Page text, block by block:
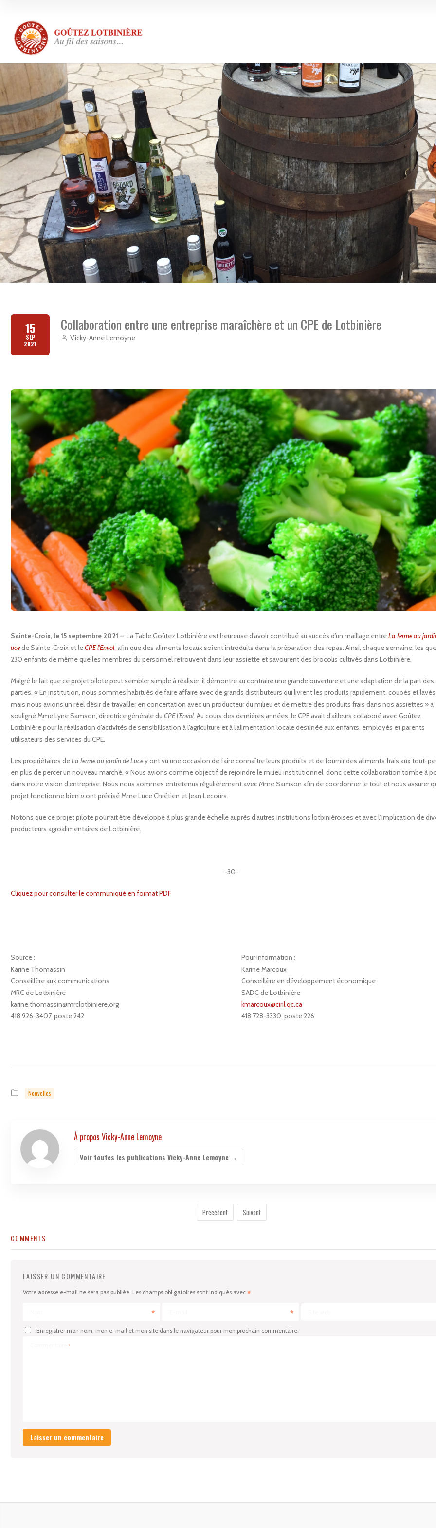
15
SEP
2021
Collaboration entre une entreprise maraîchère et un CPE de Lotbinière
Vicky-Anne Lemoyne
Sainte-Croix, le 15 septembre 2021 – La Table Goûtez Lotbinière est heureuse d’avoir contribué au succès d’un maillage entreLa ferme au
ucede Sainte-Croix et leCPE l’Envol, afin que des aliments locaux soient introduits dans la préparation des repas. Ainsi, chaque semaine, les
230 enfants de même que les membres du personnel retrouvent dans leur assiette et savourent des brocolis cultivés dans Lotbinière.
Malgré le fait que ce projet pilote peut sembler simple à réaliser, il démontre au contraire une grande ouverture et une adaptation de la part des
parties. « En institution, nous sommes habitués de faire affaire avec de grands distributeurs qui livrent les produits rapidement, coupés et
mais nous avions un réel désir de travailler en concertation avec un producteur du milieu et de mettre des produits frais dans nos assiettes » a
souligné Mme Lyne Samson, directrice générale du CPE l’Envol. Au cours des dernières années, le CPE avait d’ailleurs collaboré avec Goûtez
Lotbinière pour la réalisation d’activités de sensibilisation à l’agriculture et à l’alimentation locale destinée aux enfants, employés et parents
utilisateurs des services du CPE.
Les propriétaires deLa ferme au jardin de Lucey ont vu une occasion de faire connaître leurs produits et de fournir des aliments frais aux tout-
en plus de percer un nouveau marché. « Nous avions comme objectif de rejoindre le milieu institutionnel, donc cette collaboration tombe à
dans notre vision d’entreprise. Nous nous sommes entretenus régulièrement avec Mme Samson afin de coordonner le tout et nous assurer
projet fonctionne bien » ont précisé Mme Luce Chrétien et Jean Lecours.
Notons que ce projet pilote pourrait être développé à plus grande échelle auprès d’autres institutions lotbiniéroises et avec l’implication de
producteurs agroalimentaires de Lotbinière.
-30-
Cliquez pour consulter le communiqué en format PDF
Source :
Karine Thomassin
Conseillère aux communications
MRC de Lotbinière
karine.thomassin@mrclotbiniere.org
418 926-3407, poste 242
Pour information :
Karine Marcoux
Conseillère en développement économique
SADC de Lotbinière
kmarcoux@ciril.qc.ca
418 728-3330, poste 226
Nouvelles
À propos Vicky-Anne Lemoyne
Voir toutes les publications Vicky-Anne Lemoyne →
Précédent Suivant
COMMENTS
LAISSER UN COMMENTAIRE
Votre adresse e-mail ne sera pas publiée. Les champs obligatoires sont indiqués avec
Enregistrer mon nom, mon e-mail et mon site dans le navigateur pour mon prochain commentaire.
*